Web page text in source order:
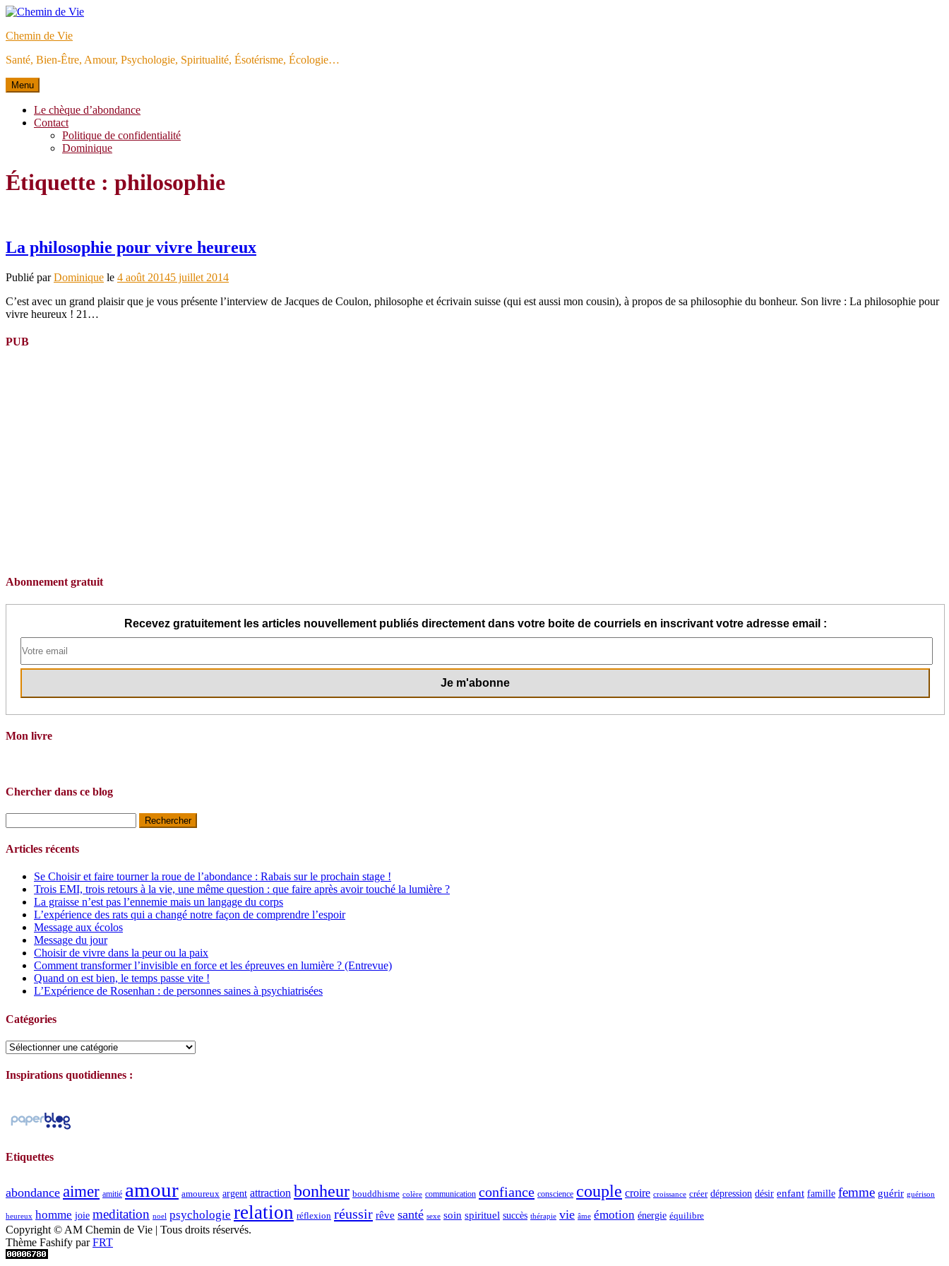
Aller
contenu
Chemin de Vie
Santé, Bien-Être, Amour, Psychologie, Spiritualité, Ésotérisme, Écologie…
Menu
Le chèque d’abondance
Contact
Politique de confidentialité
Dominique
Étiquette : philosophie
La philosophie pour vivre heureux
Publié parDominique le 4 août 20145 juillet 2014
C’est avec un grand plaisir que je vous présente l’interview de Jacques de Coulon, philosophe et écrivain suisse (qui est aussi mon cousin), à propos de sa philosophie du bonheur. Son livre : La philosophie pour
vivre heureux ! 21…
PUB
Abonnement gratuit
Recevez gratuitement les articles nouvellement publiés directement dans votre boite de courriels en inscrivant votre adresse email :
Mon livre
Chercher dans ce blog
Articles récents
Se Choisir et faire tourner la roue de l’abondance : Rabais sur le prochain stage !
Trois EMI, trois retours à la vie, une même question : que faire après avoir touché la lumière ?
La graisse n’est pas l’ennemie mais un langage du corps
L’expérience des rats qui a changé notre façon de comprendre l’espoir
Message aux écolos
Message du jour
Choisir de vivre dans la peur ou la paix
Comment transformer l’invisible en force et les épreuves en lumière ? (Entrevue)
Quand on est bien, le temps passe vite !
L’Expérience de Rosenhan : de personnes saines à psychiatrisées
Catégories
Catégories
Inspirations quotidiennes :
Etiquettes
abondance aimer amitié amour amoureux argent attraction bonheur bouddhisme colère communication confiance conscience couple croire croissance créer dépression désir enfant famille femme guérir guérison
heureux homme joie meditation noel psychologie relation réflexion réussir rêve santé sexe soin spirituel succès thérapie vie âme émotion énergie équilibre
Copyright © AM Chemin de Vie | Tous droits réservés.
Thème Fashify parFRT